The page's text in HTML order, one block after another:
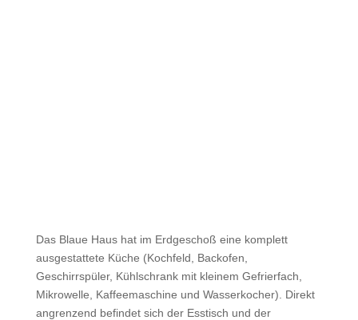
Das Blaue Haus hat im Erdgeschoß eine komplett
ausgestattete Küche (Kochfeld, Backofen,
Geschirrspüler, Kühlschrank mit kleinem Gefrierfach,
Mikrowelle, Kaffeemaschine und Wasserkocher). Direkt
angrenzend befindet sich der Esstisch und der